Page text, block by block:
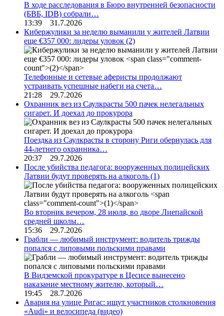
В ходе расследования в Бюро внутренней безопасности
(БВБ, IDB) собрали…
13:39 31.7.2026
Кибержулики за неделю выманили у жителей Латвии
еще €357 000: лидеры уловок (2)
Телефонные и сетевые аферисты продолжают
устраивать успешные набеги на счета…
21:28 29.7.2026
Охранник вез из Саулкрасты 500 пачек нелегальных
сигарет. И доехал до прокурора
Поездка из Саулкрасты в сторону Риги обернулась для
44-летнего охранника…
20:37 29.7.2026
После убийства педагога: вооруженных полицейских
Латвии будут проверять на алкоголь (1)
Во вторник вечером, 28 июля, во дворе Лиепайской
средней школы…
15:36 29.7.2026
Грабли — любимый инструмент: водитель трижды
попался с липовыми польскими правами
В Видземской прокуратуре в Цесисе вынесено
наказание местному жителю, который…
19:45 28.7.2026
Авария на улице Ригас: ищут участников столкновения
«Audi» и велосипеда (видео)